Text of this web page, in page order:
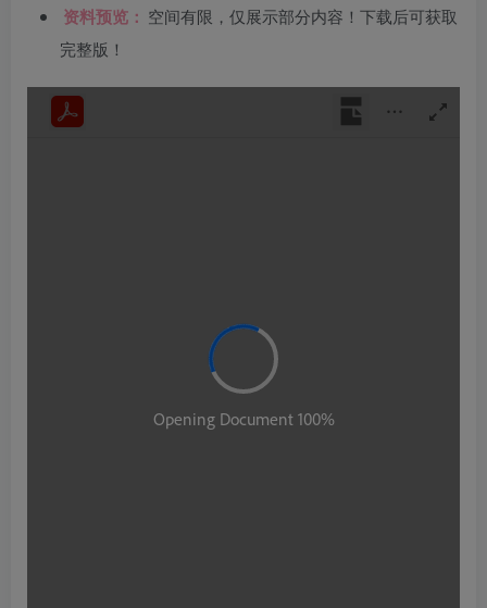
资料预览： 空间有限，仅展示部分内容！下载后可获取
完整版！